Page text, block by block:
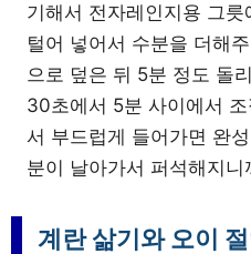
기해서 전자레인지용 그
털어 넣어서 수분을 더해
으로 덮은 뒤 5분 정도 돌
30초에서 5분 사이에서
서 부드럽게 들어가면 완
분이 날아가서 퍼석해지니
계란 삶기와 오이